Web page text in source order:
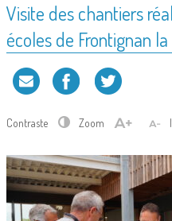
Visite des chantiers
écoles de Frontignan
Contraste Zoom